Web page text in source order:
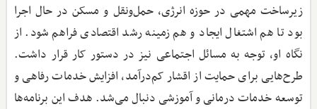
زیرساخت مهمی در حوزه انرژی، حمل‌ونقل و مسکن در حال اجرا
بود تا هم اشتغال ایجاد و هم زمینه رشد اقتصادی فراهم شود. از
نگاه او، توجه به مسائل اجتماعی نیز در دستور کار قرار داشت.
طرح‌هایی برای حمایت از اقشار کم‌درآمد، افزایش خدمات رفاهی و
توسعه خدمات درمانی و آموزشی دنبال می‌شد. هدف این برنامه‌ها